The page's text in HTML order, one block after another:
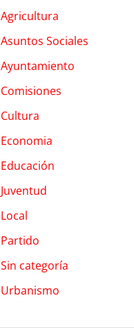
Agricultura
Asuntos Sociales
Ayuntamiento
Comisiones
Cultura
Economia
Educación
Juventud
Local
Partido
Sin categoría
Urbanismo